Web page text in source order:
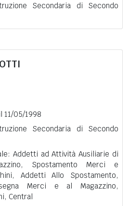
Secondaria di Secondo
11/05/1998
Secondaria di Secondo
Addetti ad Attività Ausiliarie di
Spostamento Merci e
Addetti Allo Spostamento,
Merci e al Magazzino,
Central